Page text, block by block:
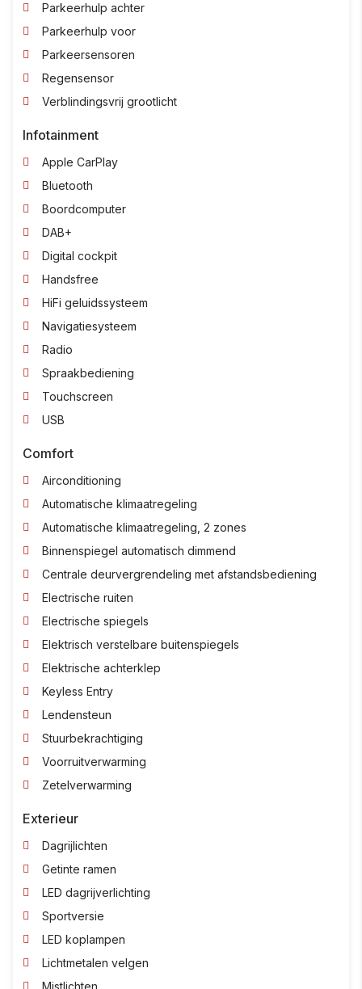
Parkeerhulp achter
Parkeerhulp voor
Parkeersensoren
Regensensor
Verblindingsvrij grootlicht
Infotainment
Apple CarPlay
Bluetooth
Boordcomputer
DAB+
Digital cockpit
Handsfree
HiFi geluidssysteem
Navigatiesysteem
Radio
Spraakbediening
Touchscreen
USB
Comfort
Airconditioning
Automatische klimaatregeling
Automatische klimaatregeling, 2 zones
Binnenspiegel automatisch dimmend
Centrale deurvergrendeling met afstandsbediening
Electrische ruiten
Electrische spiegels
Elektrisch verstelbare buitenspiegels
Elektrische achterklep
Keyless Entry
Lendensteun
Stuurbekrachtiging
Voorruitverwarming
Zetelverwarming
Exterieur
Dagrijlichten
Getinte ramen
LED dagrijverlichting
Sportversie
LED koplampen
Lichtmetalen velgen